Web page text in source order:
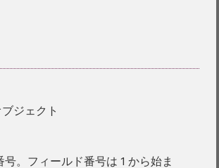
ジェクト
号。フィールド番号は 1 から始ま